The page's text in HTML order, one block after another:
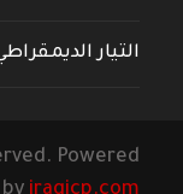
التيار
Powered